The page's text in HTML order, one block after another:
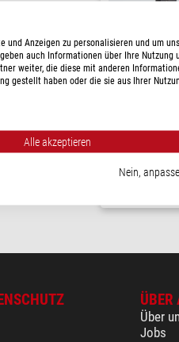
$ 69,-
ÜBER
Über
Jobs
und Anzeigen zu personalisieren und um
auch Informationen über Ihre Nutzung
weiter, die diese mit anderen
gestellt haben oder die sie aus Ihrer
Alle akzeptieren
Nein,